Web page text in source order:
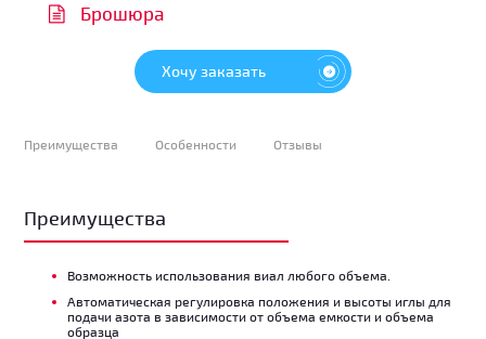
Брошюра
Хочу заказать
Преимущества Особенности Отзывы
Преимущества
Возможность использования виал любого объема.
Автоматическая регулировка положения и высоты иглы для
подачи азота в зависимости от объема емкости и объема
образца